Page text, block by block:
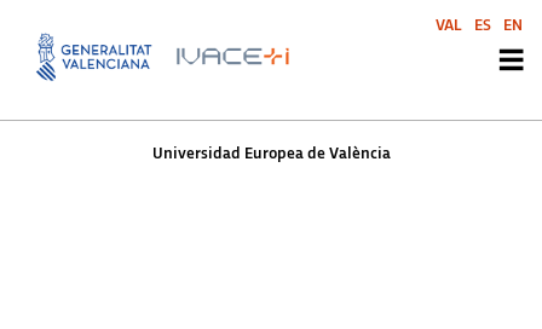
Universidad Europea de
Universidad Europea de València
VAL ES EN